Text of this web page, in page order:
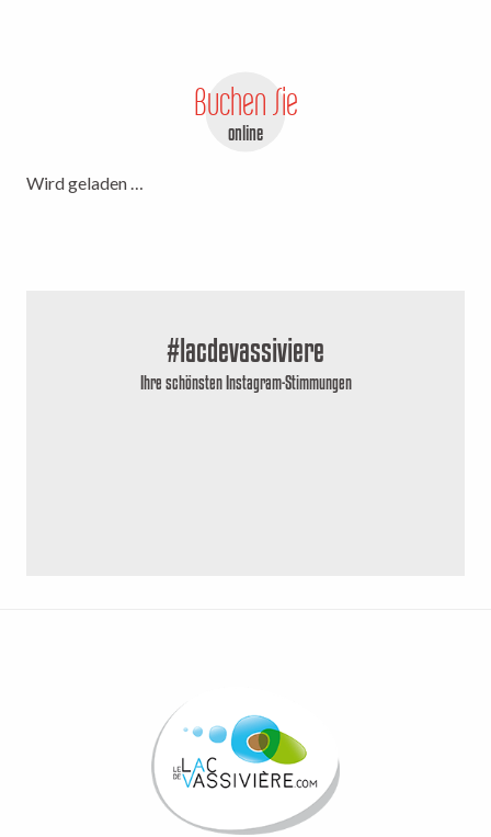
Buchen Sie
online
Wird geladen …
#lacdevassiviere
Ihre schönsten Instagram-Stimmungen